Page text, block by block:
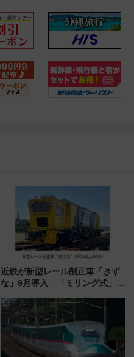
近鉄が新型レール削正車「きず
な」9月導入 「ミリング式」採
化！安全性や乗り心地の向上に
貢献するだけでなく、全線区で
活躍するための仕組みも